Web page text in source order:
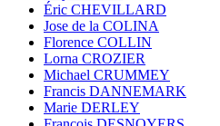
Éric CHEVILLARD
Jose de la COLINA
Florence COLLIN
Lorna CROZIER
Michael CRUMMEY
Francis DANNEMARK
Marie DERLEY